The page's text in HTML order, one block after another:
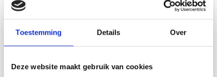
Toestemming Details Over
Deze website maakt gebruik van cookies
Ce texte a été traduit par notre service de traduction
automatique. Une traduction de cette page par un
véritable humain sera bientôt disponible. N’hésitez pas à
contacter notre service support si vous avez des questions!
Conception DROPS : Modèle sk-010-bn